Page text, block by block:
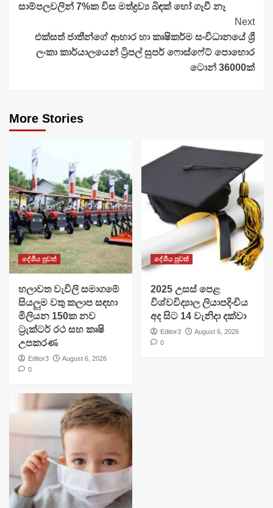
සාම්පලවලින් 7%ක විස මත්ද්‍රව්‍ය බිඳක් හෝ ගෑවී නෑ
Next
එක්සත් ජාතීන්ගේ ආහාර හා කෘෂිකර්ම සංවිධානයේ ශ්‍රී
ලංකා කාර්යාලයෙන් ට්‍රිපල් සුපර් ෆොස්ෆේට් පොහොර
ටොන් 36000ක්
More Stories
දේශීය පුවත්
හලාවත වැවිලි සමාගමේ
සියලුම වතු කලාප සඳහා
මිලියන 150ක නව
ට්‍රැක්ටර් රථ සහ කෘෂි
උපකරණ
Editor3
August 6, 2026
0
දේශීය පුවත්
​2025 උසස් පෙළ
විශ්වවිද්‍යාල ලියාපදිංචිය
අද සිට 14 වැනිදා දක්වා
Editor3
August 6, 2026
0